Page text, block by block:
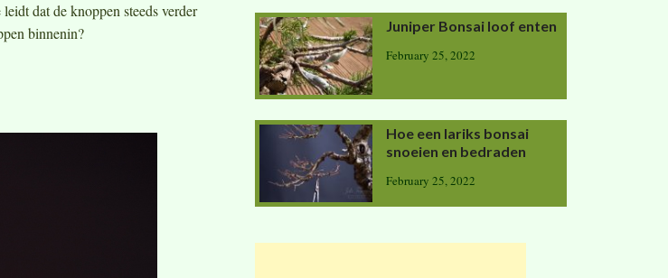
dat de knoppen steeds verder
binnenin?
Juniper Bonsai loof enten
February 25, 2022
Hoe een lariks bonsai
snoeien en bedraden
February 25, 2022